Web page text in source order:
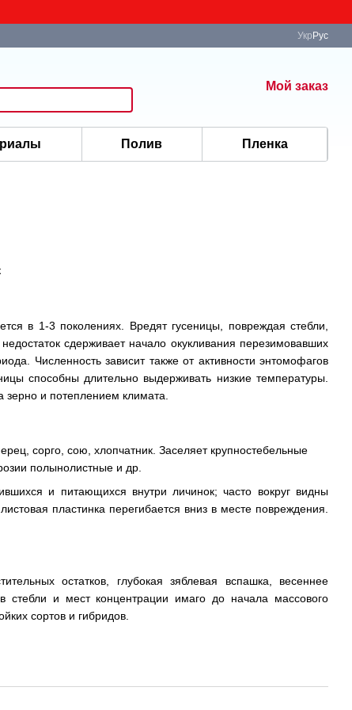
Укр Рус
Мой заказ
Полив Пленка
в 1-3 поколениях. Вредят гусеницы, повреждая стебли,
сдерживает начало окукливания перезимовавших
Численность зависит также от активности энтомофагов
способны длительно выдерживать низкие температуры.
и потеплением климата.
сорго, сою, хлопчатник. Заселяет крупностебельные
полынолистные и др.
и питающихся внутри личинок; часто вокруг видны
пластинка перегибается вниз в месте повреждения.
остатков, глубокая зяблевая вспашка, весеннее
и мест концентрации имаго до начала массового
сортов и гибридов.